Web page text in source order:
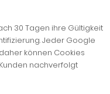
30 Tagen ihre Gültigkeit
Jeder Google
können Cookies
nachverfolgt